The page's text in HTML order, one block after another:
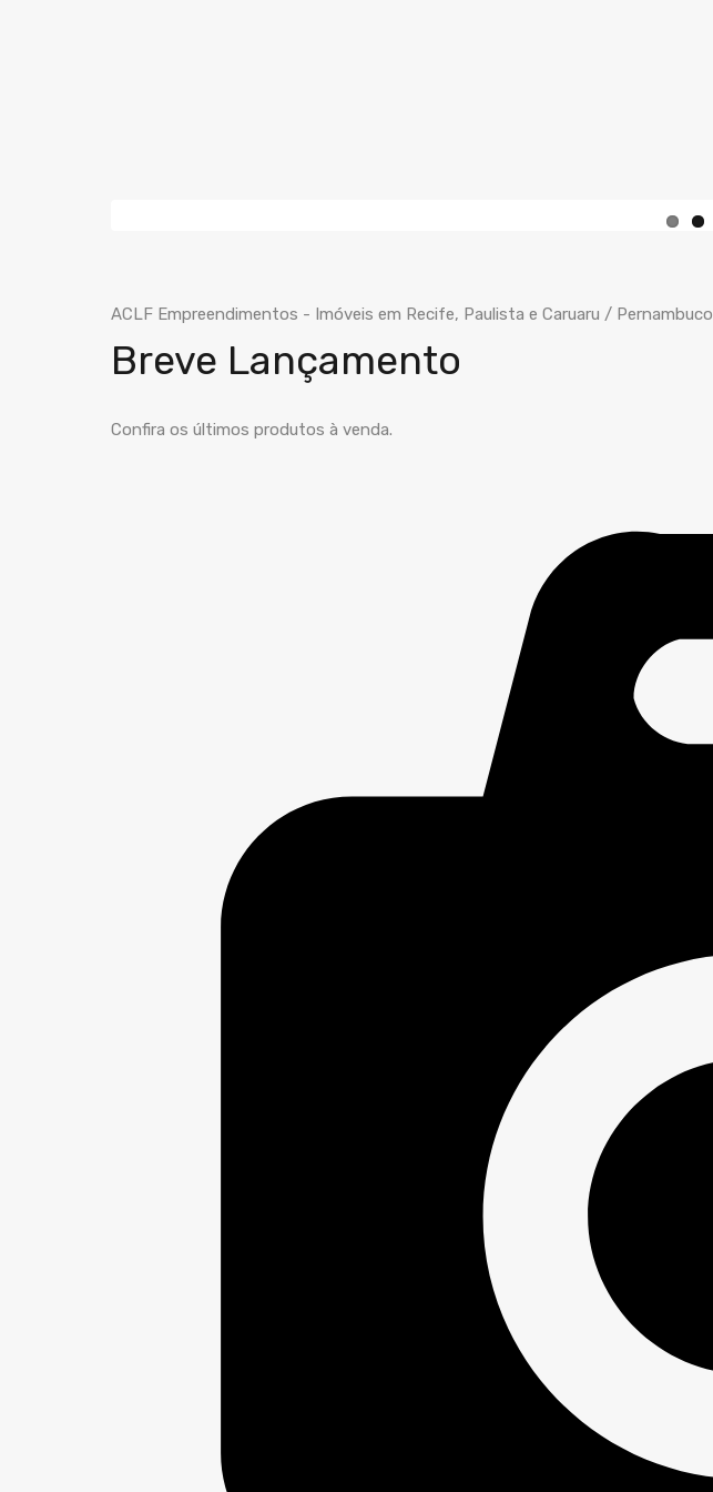
ACLF Empreendimentos - Imóveis em Recife, Paulista e Caruaru / Pernambuco
Breve Lançamento
Confira os últimos produtos à venda.